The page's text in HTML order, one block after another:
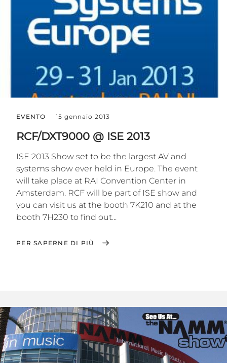
EVENTO 15 gennaio 2013
RCF/DXT9000 @ ISE 2013
ISE 2013 Show set to be the largest AV and
systems show ever held in Europe. The event
will take place at RAI Convention Center in
Amsterdam. RCF will be part of ISE show and
you can visit us at the booth 7K210 and at the
booth 7H230 to find out...
PER SAPERNE DI PIÙ